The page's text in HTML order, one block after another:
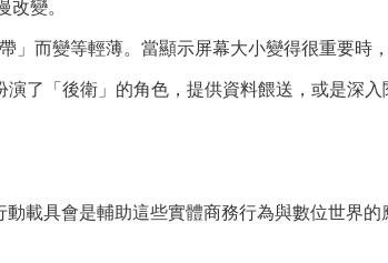
改變。
」而變等輕薄。當顯示屏幕大小變得很重要時
了「後衛」的角色，提供資料餵送，或是深入
載具會是輔助這些實體商務行為與數位世界的